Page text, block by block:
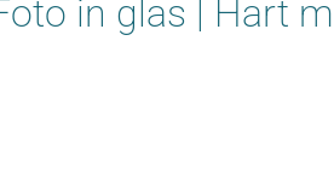
in glas | Hart